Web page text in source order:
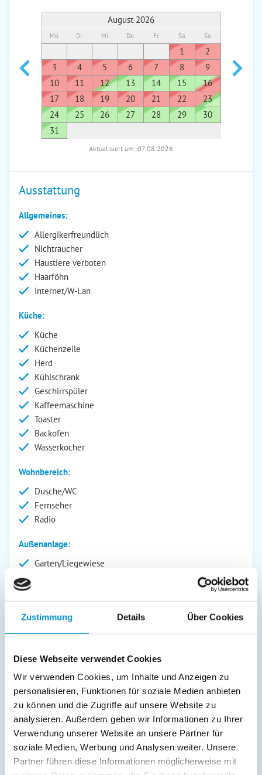
Zustimmung Details Über Cookies
Diese Webseite verwendet Cookies
Wir verwenden Cookies, um Inhalte und Anzeigen zu
personalisieren, Funktionen für soziale Medien anbieten
zu können und die Zugriffe auf unsere Website zu
analysieren. Außerdem geben wir Informationen zu Ihrer
Verwendung unserer Website an unsere Partner für
soziale Medien, Werbung und Analysen weiter. Unsere
Partner führen diese Informationen möglicherweise mit
August 2026
Mo Di Mi Do Fr Sa So
1
2
3
4 5 6 7 8
9
10
11 12 13 14 15
16
17
18 19 20 21 22
23
24
25 26 27 28 29
30
31
7
Aktualisiert am: 07.08.2026
Ausstattung
Allgemeines:
Allergikerfreundlich
Nichtraucher
Haustiere verboten
Haarföhn
Internet/W-Lan
Küche:
Küche
Küchenzeile
Herd
Kühlschrank
Geschirrspüler
Kaffeemaschine
Toaster
Backofen
Wasserkocher
Wohnbereich:
Dusche/WC
Fernseher
Radio
Außenanlage:
Garten/Liegewiese
Parkplatz
Grillplatz
Liegen
Balkon
Service:
Geschirrtücher inkl.
Fahrräder
Kurtaxfrei
Verpflegung: